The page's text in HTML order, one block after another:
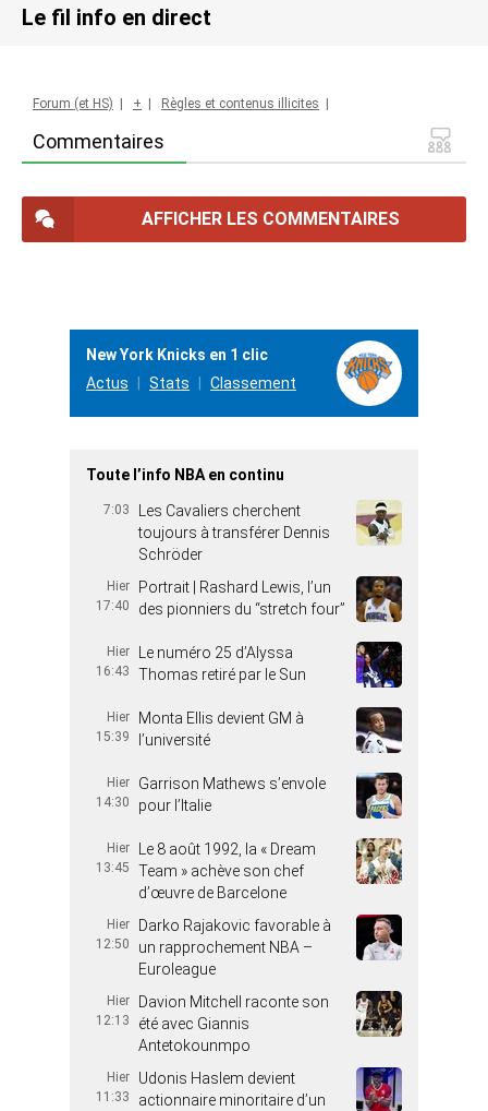
Le fil info en direct
Commentaires
Forum (et HS) | + | Règles et contenus illicites |
AFFICHER LES COMMENTAIRES
New York Knicks en 1 clic
Actus
Stats Classement
Toute l’info NBA en continu
7:03
Les Cavaliers cherchent
toujours à transférer Dennis
Schröder
Hier
17:40
Portrait | Rashard Lewis, l’un
des pionniers du “stretch four”
Hier
16:43
Le numéro 25 d’Alyssa
Thomas retiré par le Sun
Hier
15:39
Monta Ellis devient GM à
l’université
Hier
14:30
Garrison Mathews s’envole
pour l’Italie
Hier
13:45
Le 8 août 1992, la « Dream
Team » achève son chef
d’œuvre de Barcelone
Hier
12:50
Darko Rajakovic favorable à
un rapprochement NBA –
Euroleague
Hier
12:13
Davion Mitchell raconte son
été avec Giannis
Antetokounmpo
Hier
11:33
Udonis Haslem devient
actionnaire minoritaire d’un